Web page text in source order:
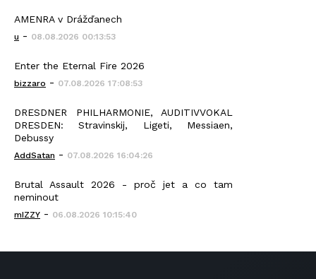
AMENRA v Drážďanech
u - 08.08.2026 00:13:53
Enter the Eternal Fire 2026
bizzaro - 07.08.2026 17:08:53
DRESDNER PHILHARMONIE, AUDITIVVOKAL
DRESDEN: Stravinskij, Ligeti, Messiaen,
Debussy
AddSatan - 07.08.2026 16:04:26
Brutal Assault 2026 - proč jet a co tam
neminout
mIZZY - 06.08.2026 10:15:40